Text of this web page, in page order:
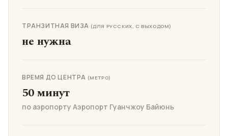
ТРАНЗИТНАЯ ВИЗА (ДЛЯ РУССКИХ, С ВЫХОДОМ)
не нужна
ВРЕМЯ ДО ЦЕНТРА (МЕТРО)
50 минут
по аэропорту Аэропорт Гуанчжоу Байюнь